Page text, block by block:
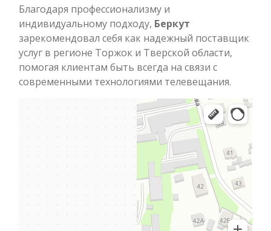
Благодаря профессионализму и
индивидуальному подходу, Беркут
зарекомендовал себя как надежный поставщик
услуг в регионе Торжок и Тверской области,
помогая клиентам быть всегда на связи с
современными технологиями телевещания.